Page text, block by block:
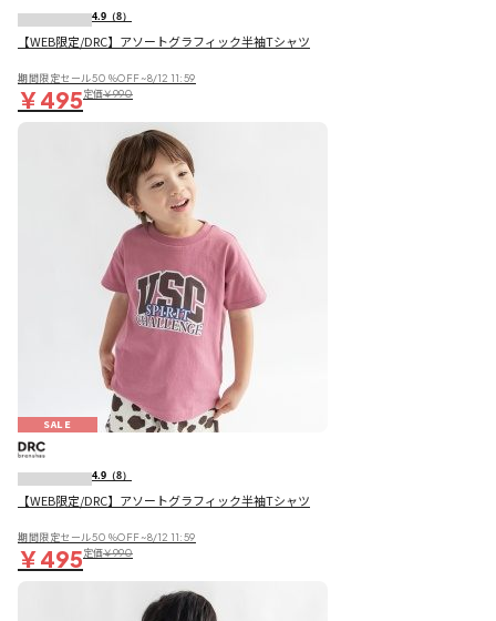
4.9 （8）
【WEB限定/DRC】アソートグラフィック半袖Tシャツ
期間限定セール50％OFF~8/12 11:59
￥495定価￥990
SALE
4.9 （8）
【WEB限定/DRC】アソートグラフィック半袖Tシャツ
期間限定セール50％OFF~8/12 11:59
￥495定価￥990